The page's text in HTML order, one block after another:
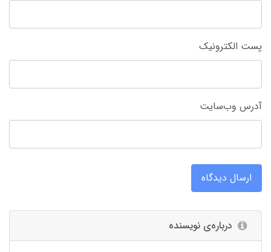
پست الکترونیک
آدرس وب‌سایت
ارسال دیدگاه
درباره‌ی نویسنده